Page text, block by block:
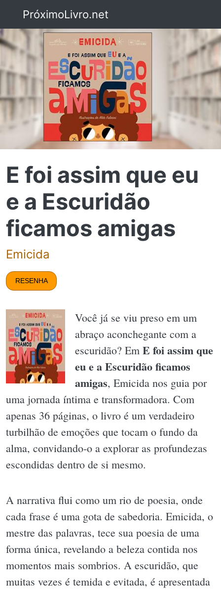
PróximoLivro.net
E foi assim que eu
e a Escuridão
ficamos amigas
Emicida
RESENHA
Você já se viu preso em um
abraço aconchegante com a
escuridão? Em E foi assim que
eu e a Escuridão ficamos
amigas, Emicida nos guia por
uma jornada íntima e transformadora. Com
apenas 36 páginas, o livro é um verdadeiro
turbilhão de emoções que tocam o fundo da
alma, convidando-o a explorar as profundezas
escondidas dentro de si mesmo.
A narrativa flui como um rio de poesia, onde
cada frase é uma gota de sabedoria. Emicida, o
mestre das palavras, tece sua poesia de uma
forma única, revelando a beleza contida nos
momentos mais sombrios. A escuridão, que
muitas vezes é temida e evitada, é apresentada